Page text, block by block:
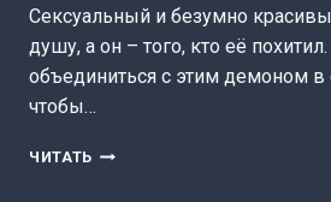
Сексуальный и безумно
душу, а он – того, кто её
объединиться с этим демоном в
чтобы…
ЧИТАТЬ ПОМОЩНИЦА